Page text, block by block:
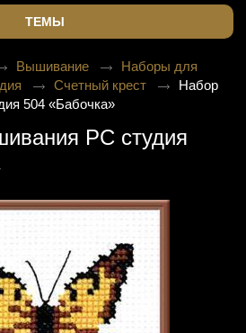
ТЕМЫ
Вышивание
Наборы для
Счетный крест
Набор
504 «Бабочка»
РС студия